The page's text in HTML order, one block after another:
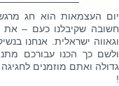
יום העצמאות הוא חג
חשובה שקיבלנו כעם – את
וגאווה ישראלית. אנחנו
ולשם כך הכנו עבורכם
גדולה ואתם מוזמנים לחגיגה
!